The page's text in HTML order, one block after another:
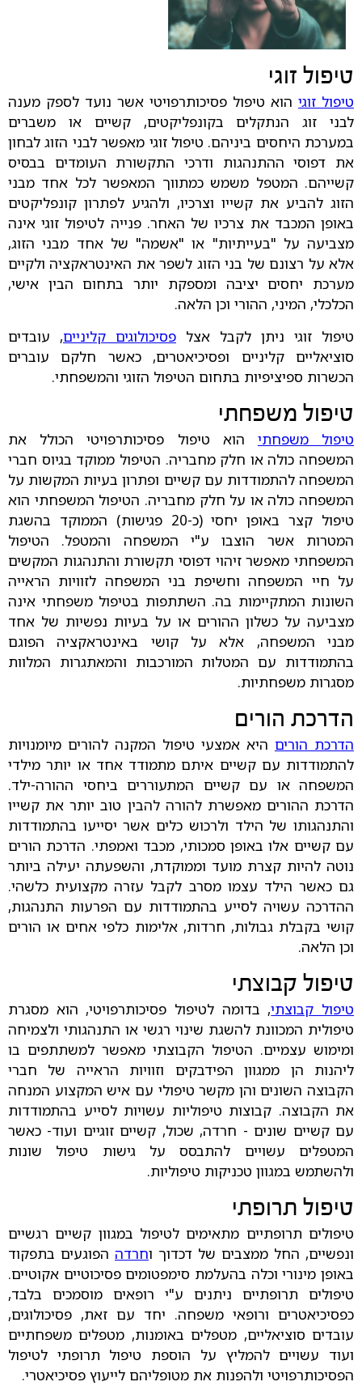
טיפול זוגי
טיפול זוגי הוא טיפול פסיכותרפויטי אשר נועד לספק מענה
לבני זוג הנתקלים בקונפליקטים, קשיים או משברים
במערכת היחסים ביניהם. טיפול זוגי מאפשר לבני הזוג לבחון
את דפוסי ההתנהגות ודרכי התקשורת העומדים בבסיס
קשייהם. המטפל משמש כמתווך המאפשר לכל אחד מבני
הזוג להביע את קשייו וצרכיו, ולהגיע לפתרון קונפליקטים
באופן המכבד את צרכיו של האחר. פנייה לטיפול זוגי אינה
מצביעה על "בעייתיות" או "אשמה" של אחד מבני הזוג,
אלא על רצונם של בני הזוג לשפר את האינטראקציה ולקיים
מערכת יחסים יציבה ומספקת יותר בתחום הבין אישי,
הכלכלי, המיני, ההורי וכן הלאה.
טיפול זוגי ניתן לקבל אצל פסיכולוגים קליניים, עובדים
סוציאליים קליניים ופסיכיאטרים, כאשר חלקם עוברים
הכשרות ספיציפיות בתחום הטיפול הזוגי והמשפחתי.
טיפול משפחתי
טיפול משפחתי הוא טיפול פסיכותרפויטי הכולל את
המשפחה כולה או חלק מחבריה. הטיפול ממוקד בגיוס חברי
המשפחה להתמודדות עם קשיים ופתרון בעיות המקשות על
המשפחה כולה או על חלק מחבריה. הטיפול המשפחתי הוא
טיפול קצר באופן יחסי (כ-20 פגישות) הממוקד בהשגת
המטרות אשר הוצבו ע"י המשפחה והמטפל. הטיפול
המשפחתי מאפשר זיהוי דפוסי תקשורת והתנהגות המקשים
על חיי המשפחה וחשיפת בני המשפחה לזוויות הראייה
השונות המתקיימות בה. השתתפות בטיפול משפחתי אינה
מצביעה על כשלון ההורים או על בעיות נפשיות של אחד
מבני המשפחה, אלא על קושי באינטראקציה הפוגם
בהתמודדות עם המטלות המורכבות והמאתגרות המלוות
מסגרות משפחתיות.
הדרכת הורים
הדרכת הורים היא אמצעי טיפול המקנה להורים מיומנויות
להתמודדות עם קשיים איתם מתמודד אחד או יותר מילדי
המשפחה או עם קשיים המתעוררים ביחסי ההורה-ילד.
הדרכת ההורים מאפשרת להורה להבין טוב יותר את קשייו
והתנהגותו של הילד ולרכוש כלים אשר יסייעו בהתמודדות
עם קשיים אלו באופן סמכותי, מכבד ואמפתי. הדרכת הורים
נוטה להיות קצרת מועד וממוקדת, והשפעתה יעילה ביותר
גם כאשר הילד עצמו מסרב לקבל עזרה מקצועית כלשהי.
ההדרכה עשויה לסייע בהתמודדות עם הפרעות התנהגות,
קושי בקבלת גבולות, חרדות, אלימות כלפי אחים או הורים
וכן הלאה.
טיפול קבוצתי
טיפול קבוצתי, בדומה לטיפול פסיכותרפויטי, הוא מסגרת
טיפולית המכוונת להשגת שינוי רגשי או התנהגותי ולצמיחה
ומימוש עצמיים. הטיפול הקבוצתי מאפשר למשתתפים בו
ליהנות הן ממגוון הפידבקים וזוויות הראייה של חברי
הקבוצה השונים והן מקשר טיפולי עם איש המקצוע המנחה
את הקבוצה. קבוצות טיפוליות עשויות לסייע בהתמודדות
עם קשיים שונים - חרדה, שכול, קשיים זוגיים ועוד- כאשר
המטפלים עשויים להתבסס על גישות טיפול שונות
ולהשתמש במגוון טכניקות טיפוליות.
טיפול תרופתי
טיפולים תרופתיים מתאימים לטיפול במגוון קשיים רגשיים
ונפשיים, החל ממצבים של דכדוך וחרדה הפוגעים בתפקוד
באופן מינורי וכלה בהעלמת סימפטומים פסיכוטיים אקוטיים.
טיפולים תרופתיים ניתנים ע"י רופאים מוסמכים בלבד,
כפסיכיאטרים ורופאי משפחה. יחד עם זאת, פסיכולוגים,
עובדים סוציאליים, מטפלים באומנות, מטפלים משפחתיים
ועוד עשויים להמליץ על הוספת טיפול תרופתי לטיפול
הפסיכותרפויטי ולהפנות את מטופליהם לייעוץ פסיכיאטרי.